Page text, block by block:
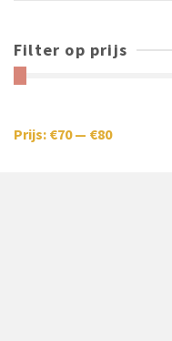
Filter op prijs
Prijs: €70— €80